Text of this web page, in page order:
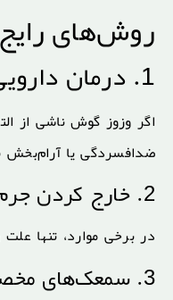
روش‌های
1. درمان دارویی
اگر وزوز گوش ناشی از
ضدافسردگی یا
2. خارج کردن جرم گوش
در برخی موارد، تنها
3. سمعک‌های مخصوص وزوز